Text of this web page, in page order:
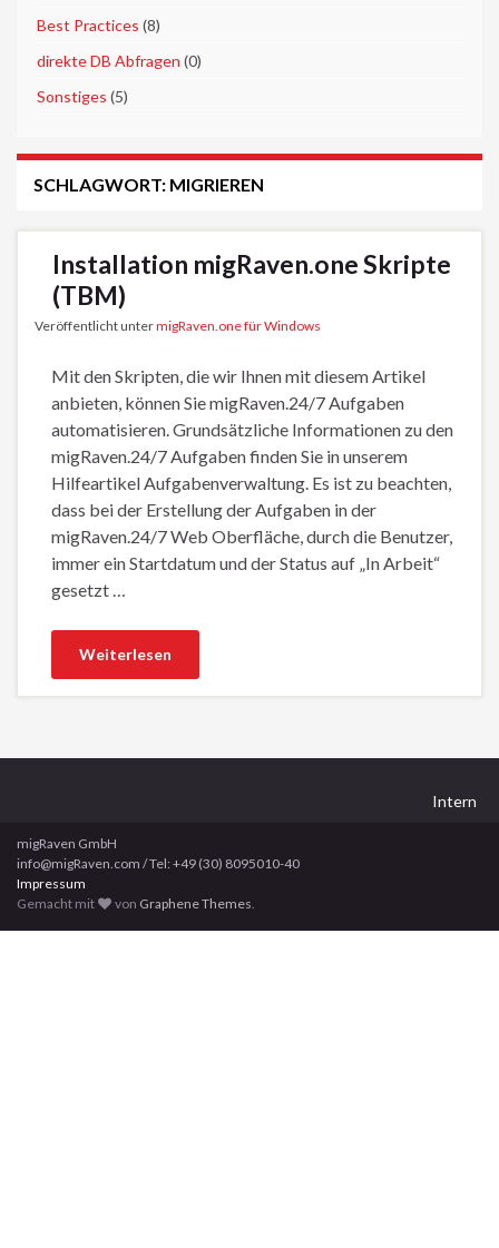
Best Practices (8)
direkte DB Abfragen (0)
Sonstiges (5)
SCHLAGWORT: MIGRIEREN
Installation migRaven.one Skripte
(TBM)
Veröffentlicht untermigRaven.one für Windows
Mit den Skripten, die wir Ihnen mit diesem Artikel
anbieten, können Sie migRaven.24/7 Aufgaben
automatisieren. Grundsätzliche Informationen zu den
migRaven.24/7 Aufgaben finden Sie in unserem
Hilfeartikel Aufgabenverwaltung. Es ist zu beachten,
dass bei der Erstellung der Aufgaben in der
migRaven.24/7 Web Oberfläche, durch die Benutzer,
immer ein Startdatum und der Status auf „In Arbeit“
gesetzt …
Weiterlesen
Intern
migRaven GmbH
info@migRaven.com / Tel: +49 (30) 8095010-40
Impressum
Gemacht mit
von Graphene Themes